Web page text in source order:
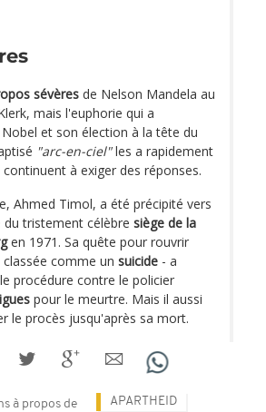
sévères de Nelson Mandela au
mais l'euphorie qui a
et son élection à la tête du
"arc-en-ciel"les a rapidement
à exiger des réponses.
Ahmed Timol, a été précipité vers
tristement célèbre siège de la
en 1971. Sa quête pour rouvrir
comme un suicide - a
procédure contre le policier
pour le meurtre. Mais il aussi
le procès jusqu'après sa mort.
à propos de APARTHEID